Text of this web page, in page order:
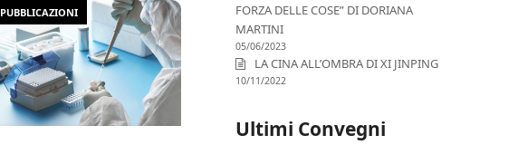
PUBBLICAZIONI
FORZA DELLE COSE” DI DORIANA
MARTINI
05/06/2023
LA CINA ALL’OMBRA DI XI JINPING
10/11/2022
Ultimi Convegni